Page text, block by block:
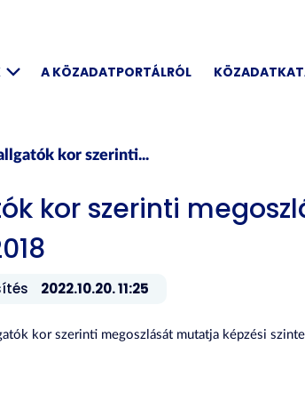
A KÖZADATPORTÁLRÓL
kor szerinti...
kor szerinti
2022.10.20. 11:25
kor szerinti megoszlását mutatja képzési